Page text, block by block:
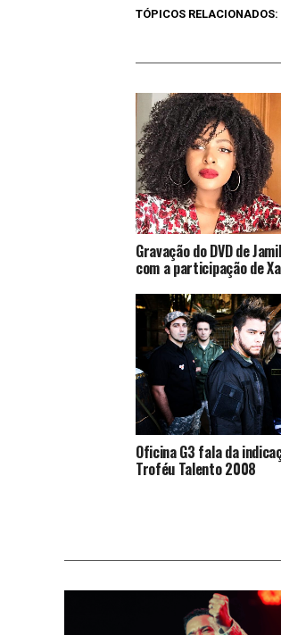
TÓPICOS RELACIONADOS:
Gravação do DVD de
com a participação de
Oficina G3 fala da
Troféu Talento 2008